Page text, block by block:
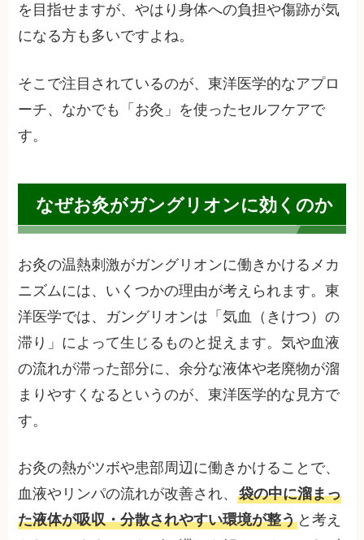
を目指せますが、やはり身体への負担や傷跡が気
になる方も多いですよね。
そこで注目されているのが、東洋医学的なアプロ
ーチ、なかでも「お灸」を使ったセルフケアで
す。
なぜお灸がガングリオンに効くのか
お灸の温熱刺激がガングリオンに働きかけるメカ
ニズムには、いくつかの理由が考えられます。東
洋医学では、ガングリオンは「気血（きけつ）の
滞り」によって生じるものと捉えます。気や血液
の流れが滞った部分に、余分な液体や老廃物が溜
まりやすくなるというのが、東洋医学的な見方で
す。
お灸の熱がツボや患部周辺に働きかけることで、
血液やリンパの流れが改善され、袋の中に溜まっ
た液体が吸収・分散されやすい環境が整う と考え